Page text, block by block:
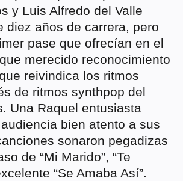
y Luis Alfredo del Valle
diez años de carrera, pero
pase que ofrecían en el
merecido reconocimiento
reivindica los ritmos
de ritmos synthpop del
Una Raquel entusiasta
bien atento a sus
sonaron pegadizas
de “Mi Marido”, “Te
“Se Amaba Así”.